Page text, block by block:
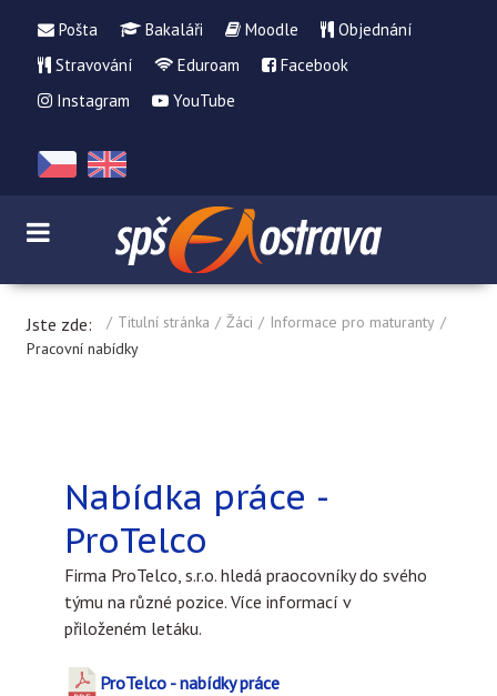
Pošta Bakaláři Moodle
Objednání
Stravování
Eduroam
Facebook
Instagram
YouTube
Jste zde: Titulní stránka Žáci
Informace pro maturanty
Pracovní nabídky
Nabídka práce -
ProTelco
Firma ProTelco, s.r.o. hledá praocovníky do svého
týmu na různé pozice. Více informací v
přiloženém letáku.
ProTelco - nabídky práce